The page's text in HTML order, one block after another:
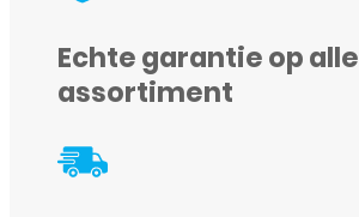
bestendig
Echte garantie op alle
assortiment